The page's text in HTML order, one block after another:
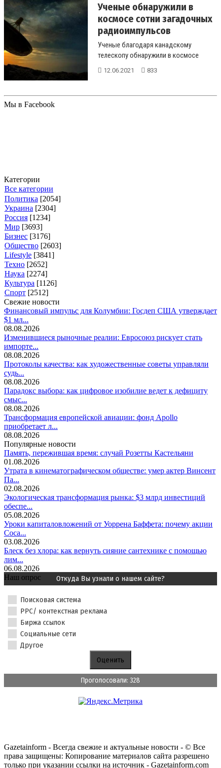
Ученые обнаружили в
космосе сотни загадочных
радиоимпульсов
Ученые благодаря канадскому
телескопу обнаружили в космосе
сотни загадочных быстрых
12.06.2021 833
Мы в Facebook
Категории
Все категории
Политика [2054]
Украина [2304]
Россия [1234]
Мир [3693]
Бизнес [3176]
Общество [2603]
Lifestyle [3841]
Техно [2652]
Наука [2274]
Культура [1126]
Спорт [2512]
Свежие новости
Финансовый импульс для Колумбии: Госдеп США утверждает
$1 мл...
08.08.2026
Изменившиеся рыночные реалии: Евросоюз рискует стать
импорте...
08.08.2026
Протоколы качества: как художественные советы управляли
судь...
08.08.2026
Парадокс выбора: как цифровое изобилие ведет к дефициту
смыс...
08.08.2026
Трансформация европейской авиации: фонд Apollo
приобретает л...
08.08.2026
Популярные новости
Память, пережившая время: случай Розетты Кастельяни
01.08.2026
Утрата в кинематографическом обществе: умер актер Винсент
Па...
02.08.2026
Экологическая трансформация рынка: $3 млрд инвестиций
обеспе...
05.08.2026
Уроки капиталовложений от Уоррена Баффета: почему акции
Coca...
03.08.2026
Блеск без хлора: как вернуть сияние сантехнике с помощью
лим...
06.08.2026
Наш опрос
Откуда Вы узнали о нашем сайте?
Поисковая система
PPC/ контекстная реклама
Биржа ссылок
Социальные сети
Другое
Проголосовали: 328
Gazetainform - Всегда свежие и актуальные новости - © Все
права защищены: Копирование материалов сайта разрешено
только при указании ссылки на источник - Gazetainform.com